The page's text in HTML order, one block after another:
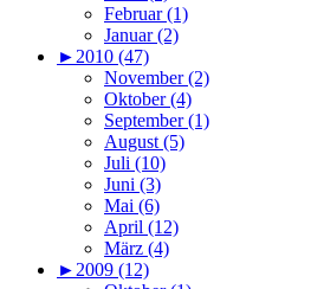
Februar (1)
Januar (2)
► 2010 (47)
November (2)
Oktober (4)
September (1)
August (5)
Juli (10)
Juni (3)
Mai (6)
April (12)
März (4)
► 2009 (12)